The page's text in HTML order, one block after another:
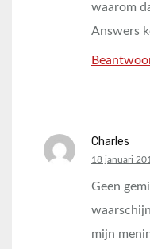
waarom
Answers
Charles
says:
18 januari
Geen
mijn